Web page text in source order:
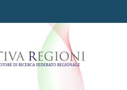
Regioni -